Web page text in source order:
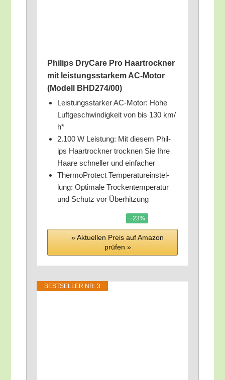
Phil­ips DryCa­re Pro Haar­trock­ner
mit leis­tungs­star­kem AC-Motor
(Modell BHD274/​00)
Leis­tungs­star­ker AC-Motor: Hohe
Luft­ge­schwin­dig­keit von bis 130 km/​
h*
2.100 W Leis­tung: Mit die­sem Phil­
ips Haar­trock­ner trock­nen Sie Ihre
Haa­re schnel­ler und einfacher
Ther­mo­Pro­tect Tem­pe­ra­tur­ein­stel­
lung: Opti­ma­le Tro­cken­tem­pe­ra­tur
und Schutz vor Überhitzung
−23%
» Aktu­el­len Preis auf Ama­zon
prü­fen »
BEST­SEL­LER NR. 3